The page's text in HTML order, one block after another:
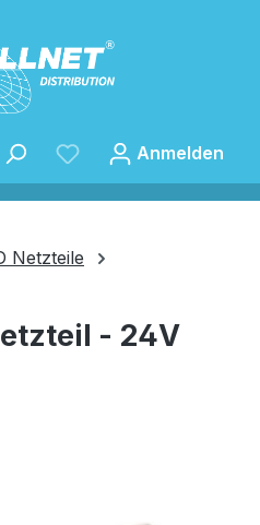
Speichern
Anmelden
Netzteile
- 24V